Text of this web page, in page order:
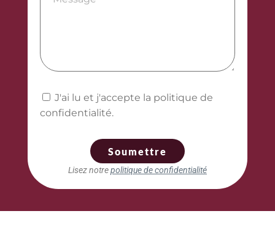
J'ai lu et j'accepte la politique de
confidentialité.
Soumettre
Lisez notrepolitique de confidentialité